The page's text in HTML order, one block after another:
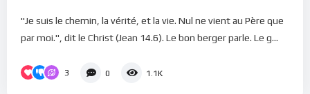
"Je suis le chemin, la vérité, et la vie. Nul ne vient au Père que
par moi.", dit le Christ (Jean 14.6). Le bon berger parle. Le g...
3 0 1.1K